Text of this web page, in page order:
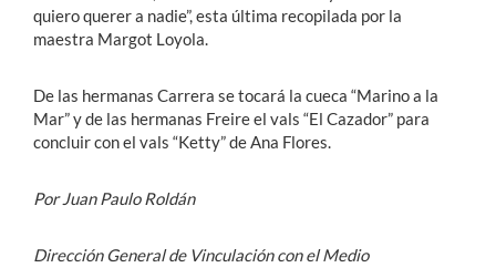
quiero querer a nadie”, esta última recopilada por la
maestra Margot Loyola.
De las hermanas Carrera se tocará la cueca “Marino a la
Mar” y de las hermanas Freire el vals “El Cazador” para
concluir con el vals “Ketty” de Ana Flores.
Por Juan Paulo Roldán
Dirección General de Vinculación con el Medio